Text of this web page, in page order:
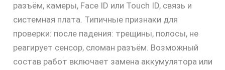
разъём, камеры, Face ID или Touch ID, связь и
системная плата. Типичные признаки для
проверки: после падения: трещины, полосы, не
реагирует сенсор, сломан разъём. Возможный
состав работ включает замена аккумулятора или